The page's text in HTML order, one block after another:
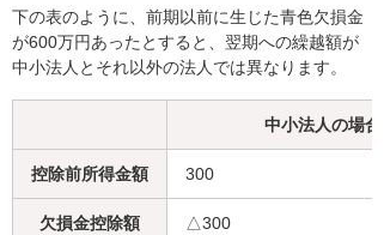
下の表のように、前期以前に生じた青色欠損金
が600万円あったとすると、翌期への繰越額が
中小法人とそれ以外の法人では異なります。
中小法人の場合
控除前所得金額 300
欠損金控除額 △300